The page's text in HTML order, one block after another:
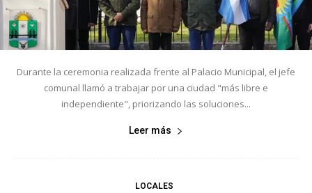
Durante la ceremonia realizada frente al Palacio Municipal, el jefe
comunal llamó a trabajar por una ciudad "más libre e
independiente", priorizando las soluciones...
Leer más
LOCALES